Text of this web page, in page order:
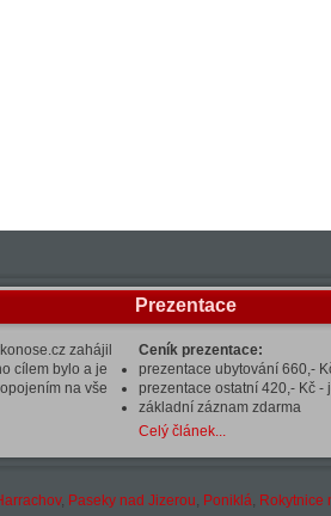
zahájil
cílem bylo a je
na vše
Prezentace
Ceník prezentace:
prezentace ubytování 660,-
prezentace ostatní 420,- Kč -
základní záznam zdarma
Celý článek...
, Paseky nad Jizerou, Poniklá, Rokytnice